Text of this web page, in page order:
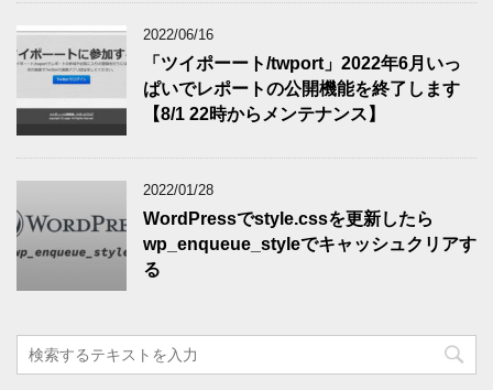
2022/06/16
「ツイポーート/twport」2022年6月いっ
ぱいでレポートの公開機能を終了します
【8/1 22時からメンテナンス】
2022/01/28
WordPressでstyle.cssを更新したら
wp_enqueue_styleでキャッシュクリアす
る